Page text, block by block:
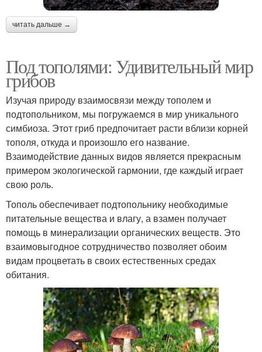
читать дальше →
Под тополями: Удивительный мир
грибов
Изучая природу взаимосвязи между тополем и
подтопольником, мы погружаемся в мир уникального
симбиоза. Этот гриб предпочитает расти вблизи корней
тополя, откуда и произошло его название.
Взаимодействие данных видов является прекрасным
примером экологической гармонии, где каждый играет
свою роль.
Тополь обеспечивает подтопольнику необходимые
питательные вещества и влагу, а взамен получает
помощь в минерализации органических веществ. Это
взаимовыгодное сотрудничество позволяет обоим
видам процветать в своих естественных средах
обитания.